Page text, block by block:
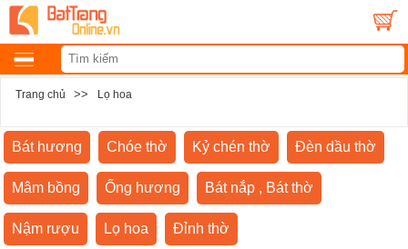
Trang chủ >> Lọ hoa
Bát hương Chóe thờ Kỷ chén thờ Đèn dầu thờ
Mâm bồng Ống hương Bát nắp , Bát thờ
Nậm rượu Lọ hoa Đỉnh thờ